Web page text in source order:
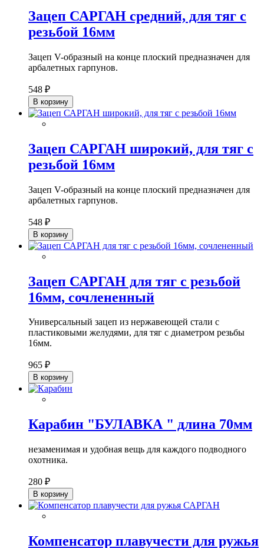
Зацеп САРГАН средний, для тяг с
резьбой 16мм
Зацеп V-образный на конце плоский предназначен для
арбалетных гарпунов.
548 ₽
В корзину
Зацеп САРГАН широкий, для тяг с
резьбой 16мм
Зацеп V-образный на конце плоский предназначен для
арбалетных гарпунов.
548 ₽
В корзину
Зацеп САРГАН для тяг с резьбой
16мм, сочлененный
Универсальный зацеп из нержавеющей стали с
пластиковыми желудями, для тяг с диаметром резьбы
16мм.
965 ₽
В корзину
Карабин "БУЛАВКА " длина 70мм
незаменимая и удобная вещь для каждого подводного
охотника.
280 ₽
В корзину
Компенсатор плавучести для ружья